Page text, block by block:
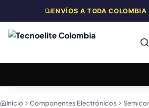
ENVÍOS A TODA COLOMBIA
Inicio Componentes Electrónicos